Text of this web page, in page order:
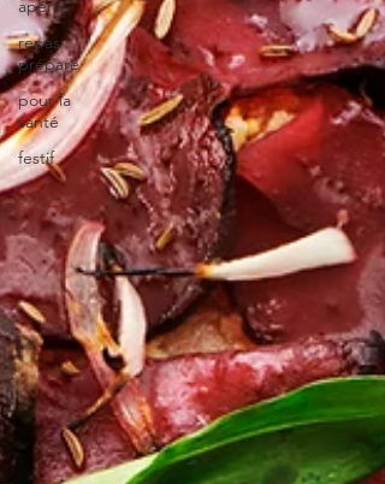
apéro
repas
préparé
pour la
santé
festif